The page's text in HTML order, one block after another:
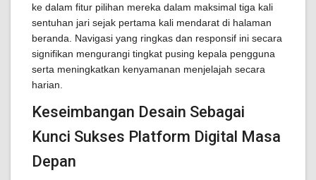
ke dalam fitur pilihan mereka dalam maksimal tiga kali
sentuhan jari sejak pertama kali mendarat di halaman
beranda. Navigasi yang ringkas dan responsif ini secara
signifikan mengurangi tingkat pusing kepala pengguna
serta meningkatkan kenyamanan menjelajah secara
harian.
Keseimbangan Desain Sebagai
Kunci Sukses Platform Digital Masa
Depan